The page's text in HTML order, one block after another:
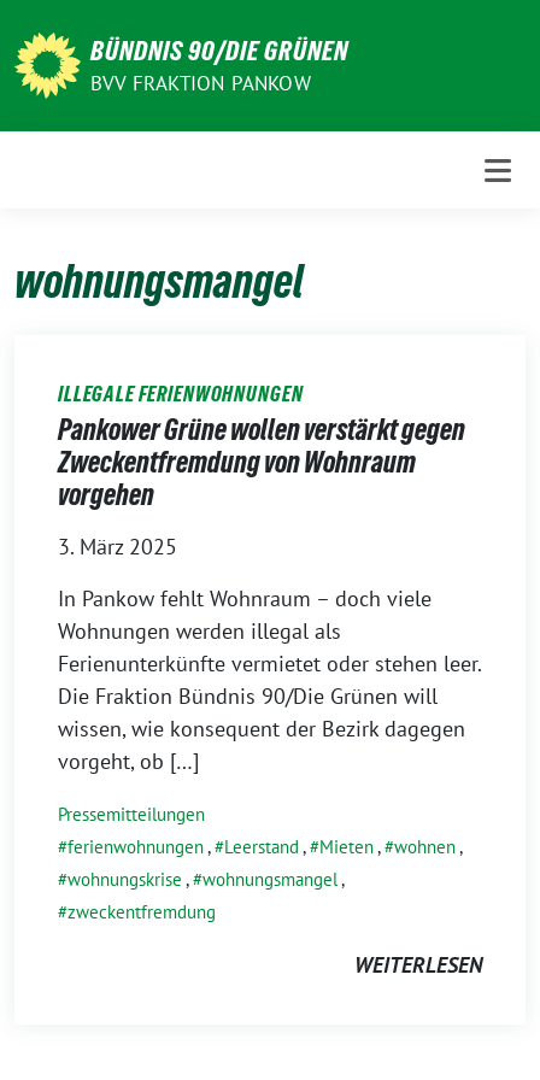
zum
Inhalt
BÜNDNIS 90/DIE GRÜNEN
BVV FRAKTION PANKOW
wohnungsmangel
ILLEGALE FERIENWOHNUNGEN
Pankower Grüne wollen verstärkt gegen
Zweckentfremdung von Wohnraum
vorgehen
3. März 2025
In Pankow fehlt Wohnraum – doch viele
Wohnungen werden illegal als
Ferienunterkünfte vermietet oder stehen leer.
Die Fraktion Bündnis 90/Die Grünen will
wissen, wie konsequent der Bezirk dagegen
vorgeht, ob […]
Pressemitteilungen
ferienwohnungen, Leerstand , Mieten, wohnen,
wohnungskrise , wohnungsmangel,
zweckentfremdung
WEITERLESEN